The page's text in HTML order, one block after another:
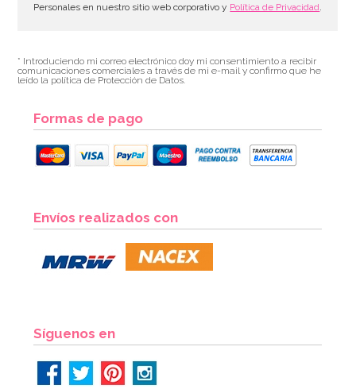
6,95€ 6,95€
Personales en nuestro sitio web corporativo y Política de Privacidad.
* Introduciendo mi correo electrónico doy mi consentimiento a recibir
comunicaciones comerciales a través de mi e-mail y confirmo que he
leído la política de Protección de Datos.
Formas de pago
Envíos realizados con
Síguenos en